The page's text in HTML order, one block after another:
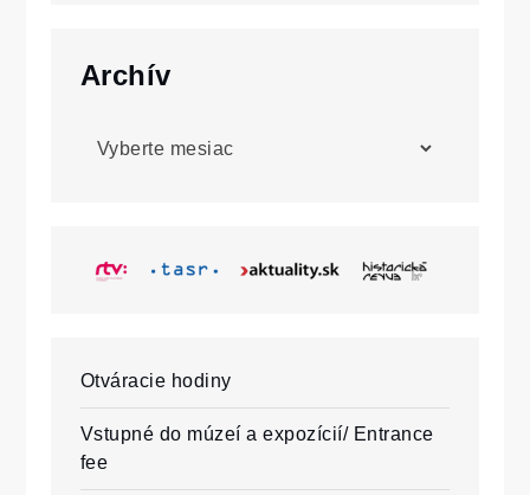
Archív
Archív
Otváracie hodiny
Vstupné do múzeí a expozícií/ Entrance
fee